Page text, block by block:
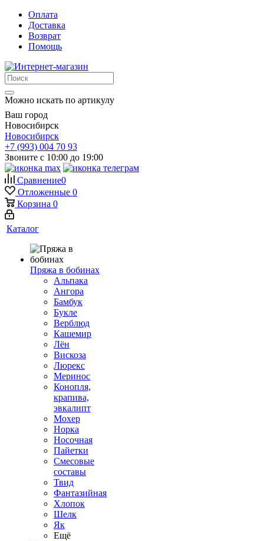
Оплата
Доставка
Возврат
Помощь
Можно искать по артикулу
Ваш город
Новосибирск
Новосибирск
+7 (993) 004 70 93
Звоните с 10:00 до 19:00
Сравнение0
Отложенные 0
Корзина 0
Каталог
Пряжа в бобинах
Альпака
Ангора
Бамбук
Букле
Верблюд
Кашемир
Лён
Вискоза
Люрекс
Меринос
Конопля,
крапива,
эвкалипт
Мохер
Норка
Носочная
Пайетки
Смесовые
составы
Твид
Фантазийная
Хлопок
Шелк
Як
Ещё